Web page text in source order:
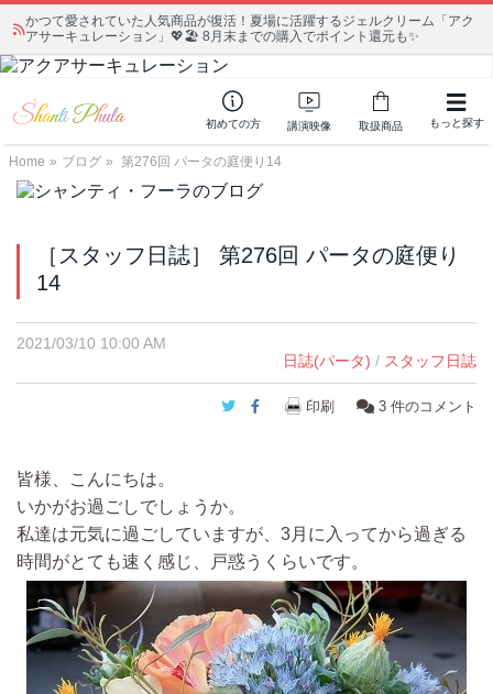
かつて愛されていた人気商品が復活！夏場に活躍するジェルクリーム「アク
アサーキュレーション」💖🏖️ 8月末までの購入でポイント還元も✨
初めての方 講演映像 取扱商品 もっと探す
Home » ブログ » 第276回 パータの庭便り14
［スタッフ日誌］ 第276回 パータの庭便り
14
2021/03/10 10:00 AM
日誌(パータ) / スタッフ日誌
Twitter
Facebook
印刷 3 件のコメント
皆様、こんにちは。
いかがお過ごしでしょうか。
私達は元気に過ごしていますが、3月に入ってから過ぎる
時間がとても速く感じ、戸惑うくらいです。